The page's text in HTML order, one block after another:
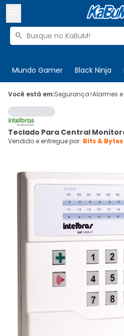
Buscar produtos

Mundo Gamer Black Ninja
 Olá. Acesse sua conta
 Departamentos
Cupons
Ativar tradutor em libras
Você está em:Segurança>Alarmes
Teclado Para Central
Vendido e entregue por: Bits & Bytes